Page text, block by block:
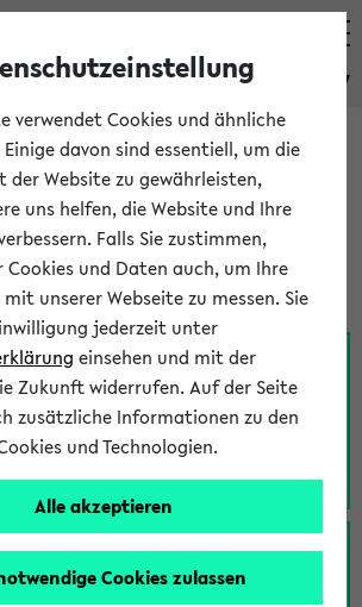
eKVV
am eKVV
zur Anmeldung am eKVV.
für Sie richtige aus:
zu erstellen und alle weiteren
für Studierende zu nutzen,
Link zur Anmeldung über Ihr Uni
der Studierenden
Uni Login haben, können Sie das
Gastzugang verwenden:
verwendet Cookies und ähnliche
davon sind essentiell, um die
Website zu gewährleisten,
uns helfen, die Website und Ihre
Falls Sie zustimmen,
Cookies und Daten auch, um Ihre
unserer Webseite zu messen. Sie
jederzeit unter
einsehen und mit der
Zukunft widerrufen. Auf der Seite
zusätzliche Informationen zu den
und Technologien.
Alle akzeptieren
Cookies zulassen